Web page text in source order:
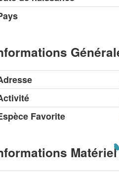
Favorite
Matériel